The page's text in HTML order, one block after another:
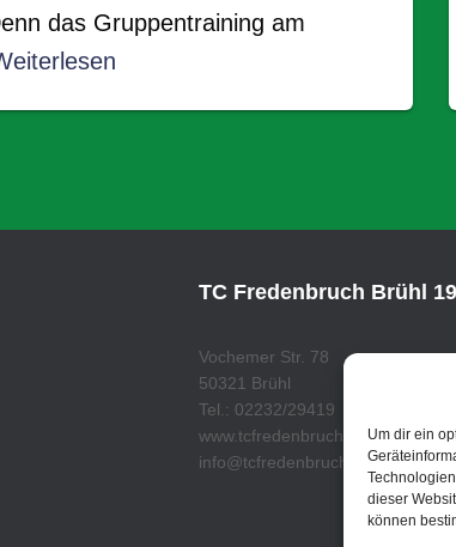
Um dir ein
dieser
können
das Gruppentraining am
TC Fredenbruch Brühl
Vochemer Str. 78
50321 Brühl
Tel.: 02232/29419
www.tcfredenbruch.de
info@tcfredenbruch.de